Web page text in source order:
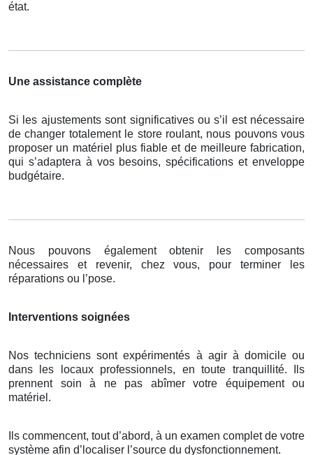
état.
Une assistance complète
Si les ajustements sont significatives ou s’il est nécessaire
de changer totalement le store roulant, nous pouvons vous
proposer un matériel plus fiable et de meilleure fabrication,
qui s’adaptera à vos besoins, spécifications et enveloppe
budgétaire.
Nous pouvons également obtenir les composants
nécessaires et revenir, chez vous, pour terminer les
réparations ou l’pose.
Interventions soignées
Nos techniciens sont expérimentés à agir à domicile ou
dans les locaux professionnels, en toute tranquillité. Ils
prennent soin à ne pas abîmer votre équipement ou
matériel.
Ils commencent, tout d’abord, à un examen complet de votre
système afin d’localiser l’source du dysfonctionnement.